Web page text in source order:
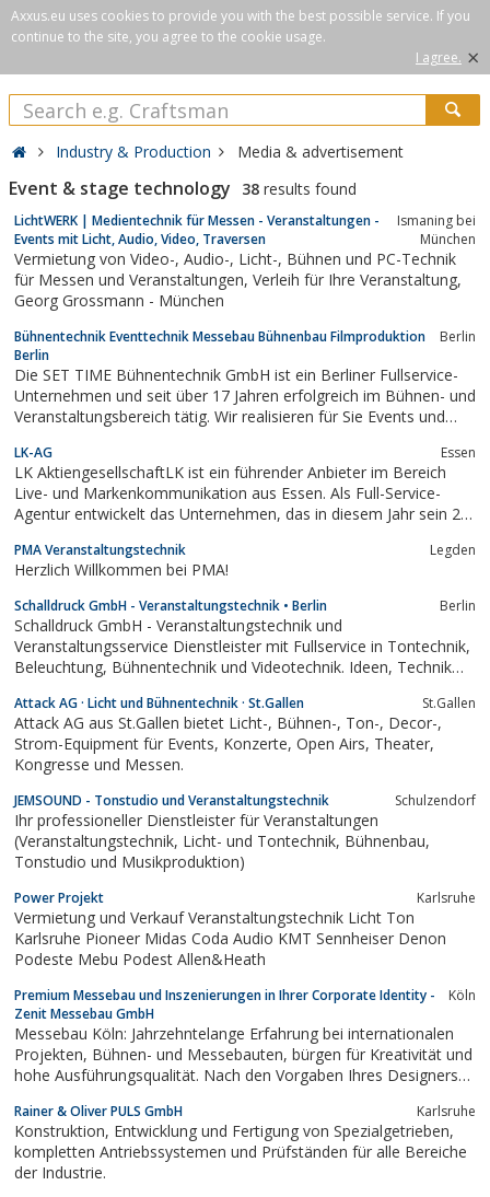
Axxus.eu uses cookies to provide you with the best possible service. If you
continue to the site, you agree to the cookie usage.
I agree. ×
Industry & Production Media & advertisement
Event & stage technology 38 results found
LichtWERK | Medientechnik für Messen - Veranstaltungen -
Events mit Licht, Audio, Video, Traversen
Ismaning bei
München
Vermietung von Video-, Audio-, Licht-, Bühnen und PC-Technik
für Messen und Veranstaltungen, Verleih für Ihre Veranstaltung,
Georg Grossmann - München
Bühnentechnik Eventtechnik Messebau Bühnenbau Filmproduktion
Berlin
Berlin
Die SET TIME Bühnentechnik GmbH ist ein Berliner Fullservice-
Unternehmen und seit über 17 Jahren erfolgreich im Bühnen- und
Veranstaltungsbereich tätig. Wir realisieren für Sie Events und
Ausland stattfindet. Wir sind für Sie vor Ort.Vom Beginn der
Planung, über die...
LK-AG Essen
LK AktiengesellschaftLK ist ein führender Anbieter im Bereich
Live- und Markenkommunikation aus Essen. Als Full-Service-
Agentur entwickelt das Unternehmen, das in diesem Jahr sein 20-
Kommunikationslösungen in den Bereichen Messen und
PMA Veranstaltungstechnik Legden
Herzlich Willkommen bei PMA!
Schalldruck GmbH - Veranstaltungstechnik • Berlin Berlin
Schalldruck GmbH - Veranstaltungstechnik und
Veranstaltungsservice Dienstleister mit Fullservice in Tontechnik,
Beleuchtung, Bühnentechnik und Videotechnik. Ideen, Technik
Produktpräsentation, Messe, Gala, Konferenz, Konzert, DryHire -
Schalldruck GmbH, Berlin
Attack AG · Licht und Bühnentechnik · St.Gallen St.Gallen
Attack AG aus St.Gallen bietet Licht-, Bühnen-, Ton-, Decor-,
Strom-Equipment für Events, Konzerte, Open Airs, Theater,
Kongresse und Messen.
JEMSOUND - Tonstudio und Veranstaltungstechnik Schulzendorf
Ihr professioneller Dienstleister für Veranstaltungen
(Veranstaltungstechnik, Licht- und Tontechnik, Bühnenbau,
Tonstudio und Musikproduktion)
Power Projekt Karlsruhe
Vermietung und Verkauf Veranstaltungstechnik Licht Ton
Karlsruhe Pioneer Midas Coda Audio KMT Sennheiser Denon
Podeste Mebu Podest Allen&Heath
Premium Messebau und Inszenierungen in Ihrer Corporate Identity -
Zenit Messebau GmbH
Köln
Messebau Köln: Jahrzehntelange Erfahrung bei internationalen
Projekten, Bühnen- und Messebauten, bürgen für Kreativität und
hohe Ausführungsqualität. Nach den Vorgaben Ihres Designers
Marken Inszenierungen, Filmkulissen, Museumseinrichtungen.
Unser Team (40) von...
Rainer & Oliver PULS GmbH Karlsruhe
Konstruktion, Entwicklung und Fertigung von Spezialgetrieben,
kompletten Antriebssystemen und Prüfständen für alle Bereiche
der Industrie.